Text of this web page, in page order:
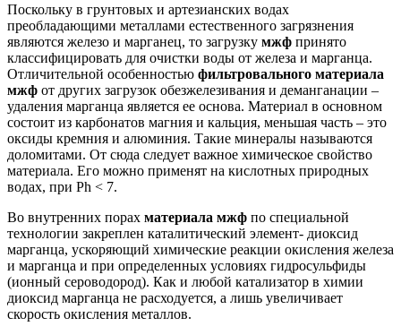
Поскольку в грунтовых и артезианских водах
преобладающими металлами естественного загрязнения
являются железо и марганец, то загрузку мжф принято
классифицировать для очистки воды от железа и марганца.
Отличительной особенностью фильтровального материала
мжф от других загрузок обезжелезивания и деманганации –
удаления марганца является ее основа. Материал в основном
состоит из карбонатов магния и кальция, меньшая часть – это
оксиды кремния и алюминия. Такие минералы называются
доломитами. От сюда следует важное химическое свойство
материала. Его можно применят на кислотных природных
водах, при Ph < 7.
Во внутренних порах материала мжф по специальной
технологии закреплен каталитический элемент- диоксид
марганца, ускоряющий химические реакции окисления железа
и марганца и при определенных условиях гидросульфиды
(ионный сероводород). Как и любой катализатор в химии
диоксид марганца не расходуется, а лишь увеличивает
скорость окисления металлов.